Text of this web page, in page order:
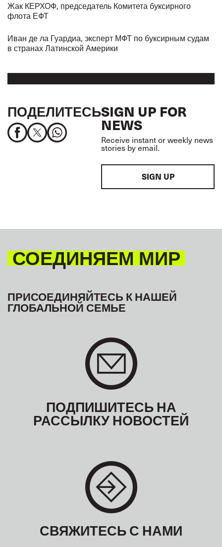
Жак КЕРХОФ, председатель Комитета буксирного
флота ЕФТ
Иван де ла Гуардиа, эксперт МФТ по буксирным судам
в странах Латинской Америки
ПОДЕЛИТЕСЬSIGN UP FOR
NEWS
Receive instant or weekly news
stories by email.
SIGN UP
СОЕДИНЯЕМ МИР
ПРИСОЕДИНЯЙТЕСЬ К НАШЕЙ
ГЛОБАЛЬНОЙ СЕМЬЕ
ПОДПИШИТЕСЬ НА
РАССЫЛКУ НОВОСТЕЙ
СВЯЖИТЕСЬ С НАМИ